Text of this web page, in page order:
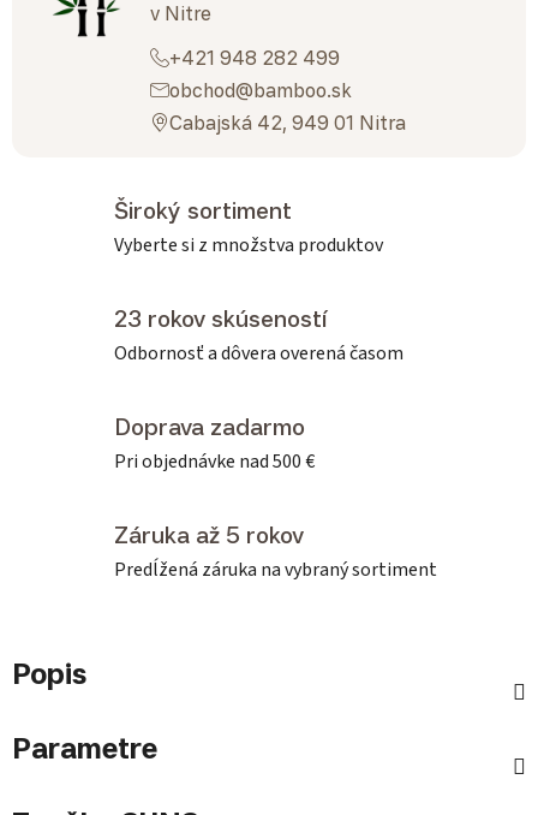
v Nitre
+421 948 282 499
obchod@bamboo.sk
Cabajská 42, 949 01 Nitra
Široký sortiment
Vyberte si z množstva produktov
23 rokov skúseností
Odbornosť a dôvera overená časom
Doprava zadarmo
Pri objednávke nad 500 €
Záruka až 5 rokov
Predĺžená záruka na vybraný sortiment
Popis
Parametre